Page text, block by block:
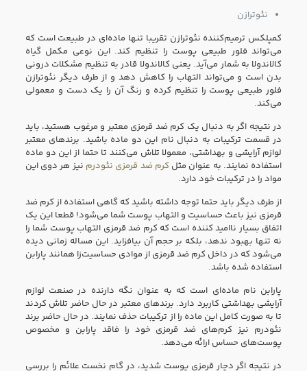
نئوترازن
کمپلکس ترمیم‌کننده نئوترازن تقریبا تنها ماده‌ای در طبیعت است که
می‌تواند فلور طبیعی پوست را تنظیم کند. این نوعی مکمل گیاه
کالاندولا به شمار می‌آید. یعنی کالاندولا قادر به تنظیم مشکلات درونی
بدن است و می‌تواند التهاب را کاهش دهد و از طرف دیگر نئوترازن
فلور طبیعی پوست را تنظیم کرده و رنگ آن را یک دست و معمولی
می‌کند.
در نتیجه اگر به دنبال یک کرم ضد قرمزی معتبر و مرغوب هستید، باید
در قسمت ترکیبات به دنبال نام این دو ماده باشید. برند‌های معتبر
لوازم آرایشی و بهداشتی، معمولا تلاش می‌کنند تا حتما از این دو ماده
استفاده نمایند. به عنوان مثل کرم ضد قرمزی نئودرم نیز هر دوی این
مواد را در ترکیبات خود دارد.
از طرف دیگر باید حتما توجه داشته باشید که گاهی استفاده از کرم ضد
قرمزی نیز باعث حساسیت و التهاب پوست شما می‌شود! قطعا این یک
اتفاق بسیار نا‌امید کننده است که کرم ضد قرمزی التهاب پوست شما را
نه تنها بهبود ندهد، بلکه بر حجم آن بیافزاید. این مساله زمانی دیده
می‌شود که در داخل کرم ضد قرمزی از موادی حساسیت‌زا همانند پارابن
استفاده شده باشد.
پارابن نام ماده‌ای است که به عنوان نگه دارنده در صنعت لوازم
آرایشی بهداشتی کاربرد دارد. برند‌های معتبر در حال حاضر تلاش کردند
تا به صورت کامل این ماده را از ترکیبات حذف نمایند. در حال حاضر برند
نئودرم نیز کرم‌های ضد قرمزی خود را فاقد پارابن و مخصوص
پوست‌های حساس ارائه می‌دهد.
در نتیجه اگر دچار قرمزی پوست شدید، در گام نخست علائم را بررسی